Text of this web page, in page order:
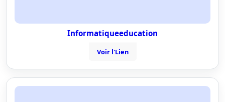
Informatiqueeducation
Voir l'Lien